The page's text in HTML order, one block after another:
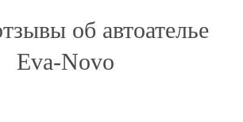
об автоателье
Eva-Novo